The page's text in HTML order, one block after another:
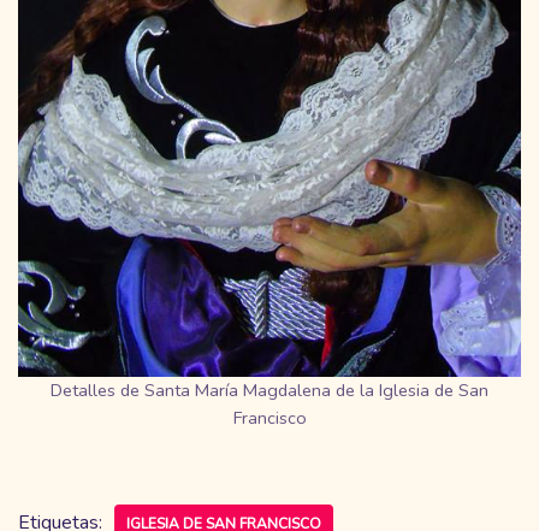
Detalles de Santa María Magdalena de la Iglesia de San
Francisco
Etiquetas: IGLESIA DE SAN FRANCISCO